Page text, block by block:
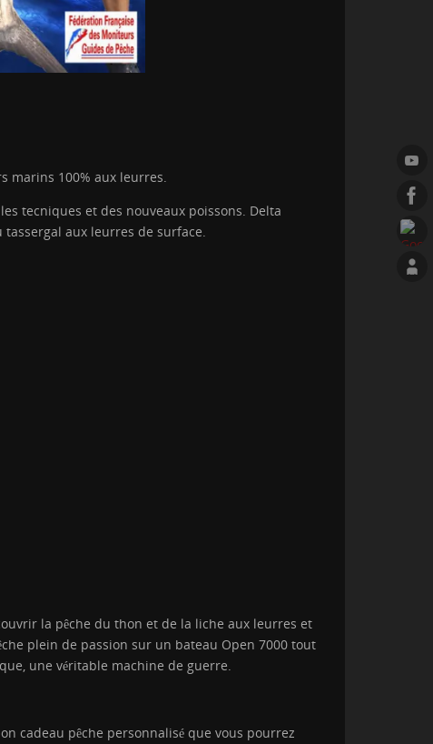
marins 100% aux leurres.
tecniques et des nouveaux poissons. Delta
aux leurres de surface.
la pêche du thon et de la liche aux leurres et
plein de passion sur un bateau Open 7000 tout
une véritable machine de guerre.
cadeau pêche personnalisé que vous pourrez